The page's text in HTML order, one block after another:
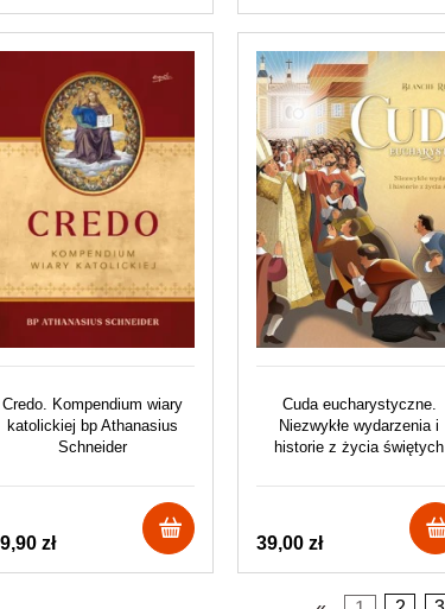
Credo. Kompendium wiary
katolickiej bp Athanasius
Schneider
zł
Cuda eucharystyczne.
Niezwykłe wydarzenia i
historie z życia świętych
39,00 zł